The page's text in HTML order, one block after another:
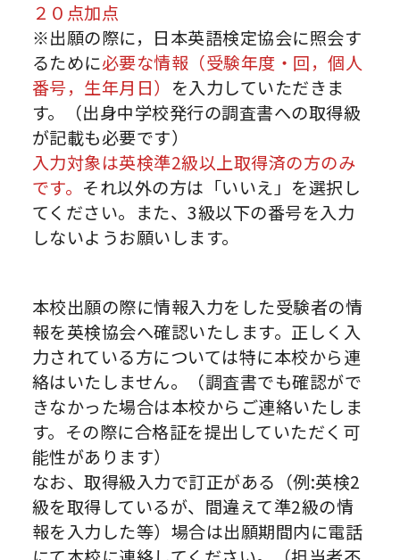
２０点加点
※出願の際に，日本英語検定協会に照会す
るために必要な情報（受験年度・回，個人
番号，生年月日） を入力していただきま
す。（出身中学校発行の調査書への取得級
が記載も必要です）
入力対象は英検準2級以上取得済の方のみ
です。 それ以外の方は「いいえ」を選択し
てください。また、3級以下の番号を入力
しないようお願いします。
本校出願の際に情報入力をした受験者の情
報を英検協会へ確認いたします。正しく入
力されている方については特に本校から連
絡はいたしません。（調査書でも確認がで
きなかった場合は本校からご連絡いたしま
す。その際に合格証を提出していただく可
能性があります）
なお、取得級入力で訂正がある（例:英検2
級を取得しているが、間違えて準2級の情
報を入力した等）場合は出願期間内に電話